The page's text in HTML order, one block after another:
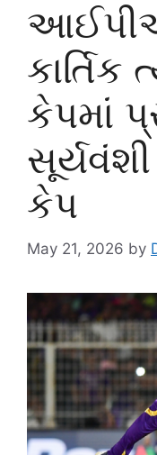
કાર્તિક
કેપમાં
કેપ
May 21, 2026 by